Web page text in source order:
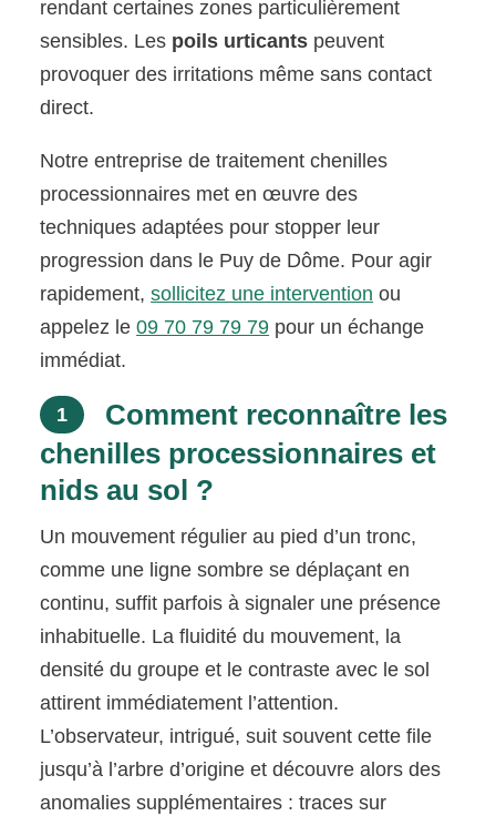
rendant certaines zones particulièrement
sensibles. Les poils urticants peuvent
provoquer des irritations même sans contact
direct.
Notre entreprise de traitement chenilles
processionnaires met en œuvre des
techniques adaptées pour stopper leur
progression dans le Puy de Dôme. Pour agir
rapidement,sollicitez une intervention ou
appelez le09 70 79 79 79 pour un échange
immédiat.
1
Comment reconnaître les
chenilles processionnaires et
nids au sol ?
Un mouvement régulier au pied d’un tronc,
comme une ligne sombre se déplaçant en
continu, suffit parfois à signaler une présence
inhabituelle. La fluidité du mouvement, la
densité du groupe et le contraste avec le sol
attirent immédiatement l’attention.
L’observateur, intrigué, suit souvent cette file
jusqu’à l’arbre d’origine et découvre alors des
anomalies supplémentaires : traces sur